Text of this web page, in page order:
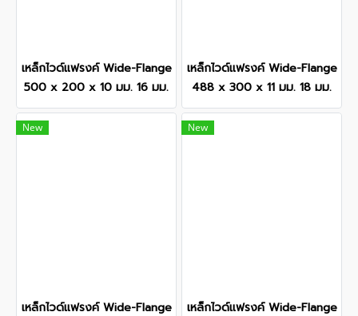
เหล็กไวด์แฟรงค์ Wide-Flange
500 x 200 x 10 มม. 16 มม.
เหล็กไวด์แฟรงค์ Wide-Flange
488 x 300 x 11 มม. 18 มม.
New
เหล็กไวด์แฟรงค์ Wide-Flange
New
เหล็กไวด์แฟรงค์ Wide-Flange